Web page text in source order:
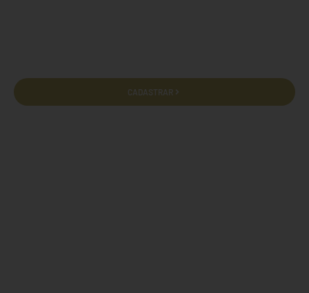
CADASTRAR